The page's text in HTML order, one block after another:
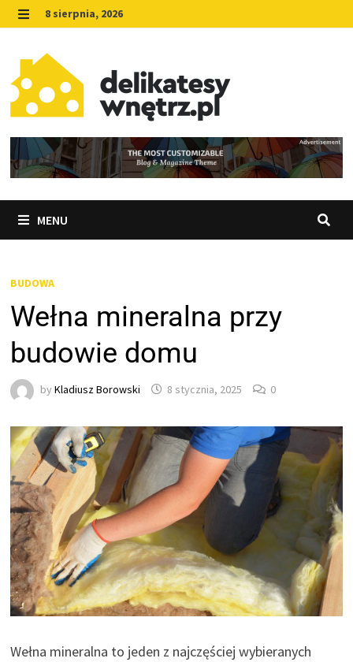
Skip
to
content
MENU
8 sierpnia, 2026
MENU
BUDOWA
Wełna mineralna przy
budowie domu
byKladiusz Borowski 8 stycznia, 2025 0
Wełna mineralna to jeden z najczęściej wybieranych